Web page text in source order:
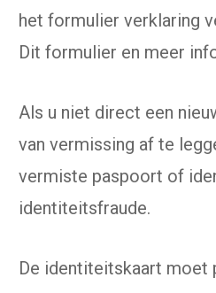
het formulier verklaring
Dit formulier en meer
Als u niet direct een
van vermissing af te
vermiste paspoort of
identiteitsfraude.
De identiteitskaart moet